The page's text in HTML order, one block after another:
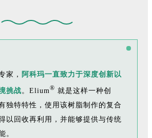
家， 阿科玛一直致力于深度创新以
挑战 。Elium® 就是这样一种创
独特特性，使用该树脂制作的复合
以回收再利用，并能够提供与传统
。